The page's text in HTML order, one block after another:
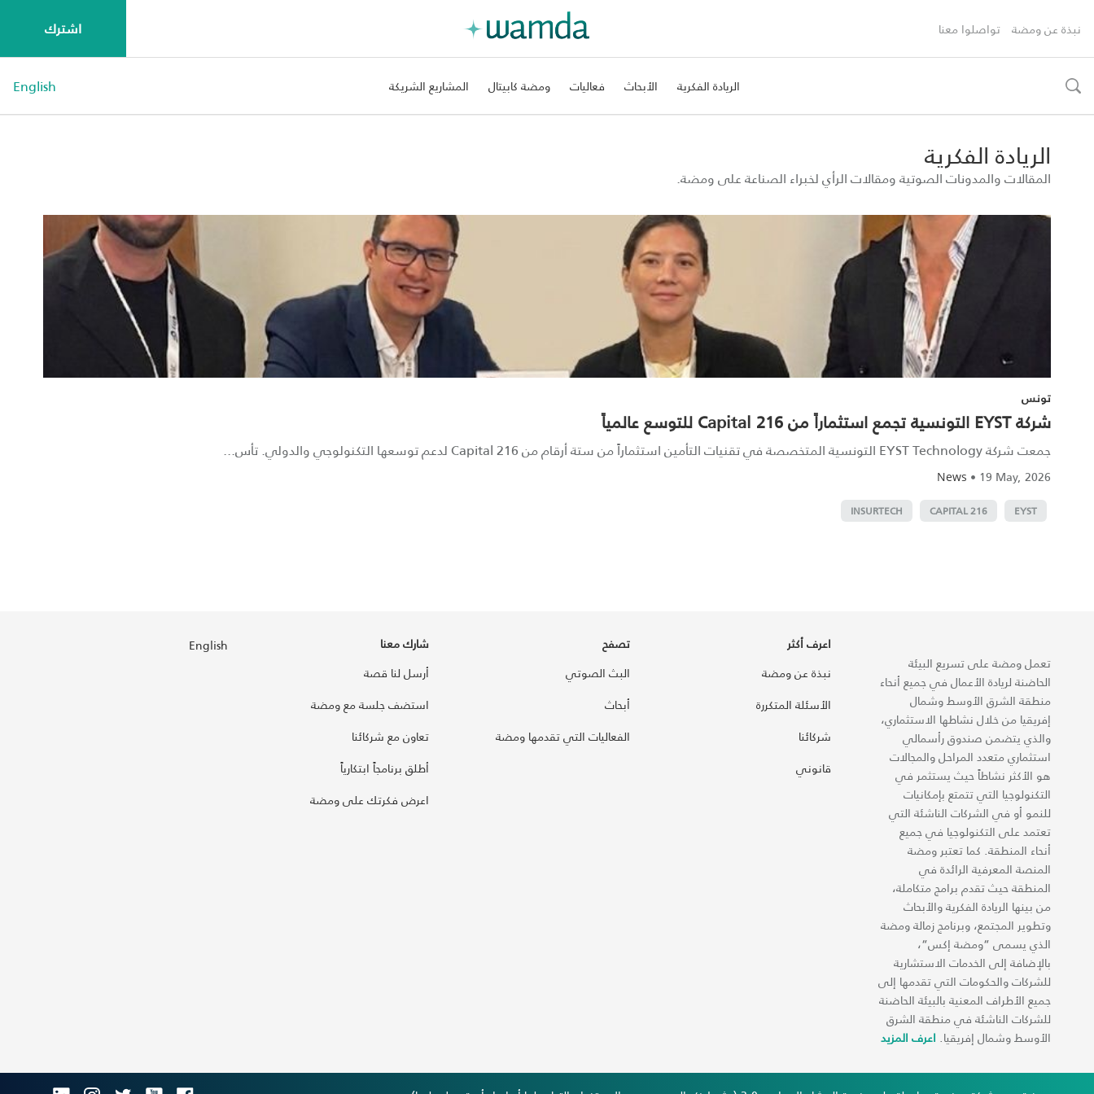
نبذة عن ومضة تواصلوا معنا اشترك
toggle
الريادة الفكرية الأبحاث فعاليات ومضة كابيتال المشاريع الشريكة English
الريادة الفكرية
المقالات والمدونات الصوتية ومقالات الرأي لخبراء الصناعة على ومضة.
تونس
شركة EYST التونسية تجمع استثماراً من 216 Capital للتوسع عالمياً
جمعت شركة EYST Technology التونسية المتخصصة في تقنيات التأمين استثماراً من ستة أرقام من 216 Capital لدعم توسعها التكنولوجي والدولي. تأس...
News • 19 May, 2026
EYST
216 CAPITAL
INSURTECH
تعمل ومضة على تسريع البيئة
الحاضنة لريادة الأعمال في جميع أنحاء
منطقة الشرق الأوسط وشمال
إفريقيا من خلال نشاطها الاستثماري،
والذي يتضمن صندوق رأسمالي
استثماري متعدد المراحل والمجالات
هو الأكثر نشاطاً حيث يستثمر في
التكنولوجيا التي تتمتع بإمكانيات
للنمو أو في الشركات الناشئة التي
تعتمد على التكنولوجيا في جميع
أنحاء المنطقة. كما تعتبر ومضة
المنصة المعرفية الرائدة في
المنطقة حيث تقدم برامج متكاملة،
من بينها الريادة الفكرية والأبحاث
وتطوير المجتمع، وبرنامج زمالة ومضة
الذي يسمى “ومضة إكس“،
بالإضافة إلى الخدمات الاستشارية
للشركات والحكومات التي تقدمها إلى
جميع الأطراف المعنية بالبيئة الحاضنة
للشركات الناشئة في منطقة الشرق
الأوسط وشمال إفريقيا. اعرف المزيد
اعرف أكثر
نبذة عن ومضة
الأسئلة المتكررة
شركائنا
قانوني
تصفح
البث الصوتي
أبحاث
الفعاليات التي تقدمها ومضة
شارك معنا
أرسل لنا قصة
استضف جلسة مع ومضة
تعاون مع شركائنا
أطلق برنامجاً ابتكارياً
اعرض فكرتك على ومضة
English